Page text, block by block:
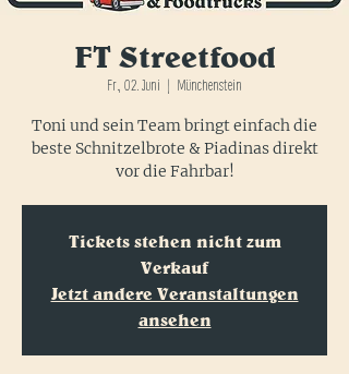
FT Streetfood
Fr., 02. Juni Münchenstein
Toni und sein Team bringt einfach die
beste Schnitzelbrote & Piadinas direkt
vor die Fahrbar!
Tickets stehen nicht zum
Verkauf
Jetzt andere Veranstaltungen
ansehen